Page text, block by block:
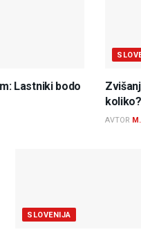
Lastniki bodo
koliko?
AVTOR
SLOVENIJA